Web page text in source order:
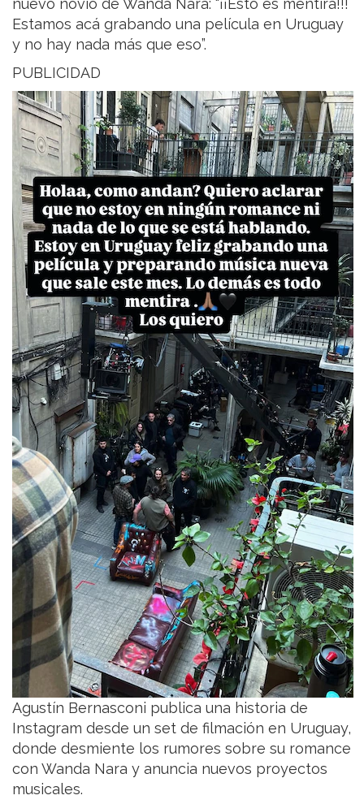
nuevo novio de Wanda Nara: “¡¡Esto es mentira!!!
Estamos acá grabando una película en Uruguay
y no hay nada más que eso”.
PUBLICIDAD
Agustín Bernasconi publica una historia de
Instagram desde un set de filmación en Uruguay,
donde desmiente los rumores sobre su romance
con Wanda Nara y anuncia nuevos proyectos
musicales.